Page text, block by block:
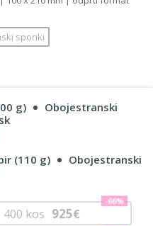
sponki
g)
Obojestranski
(110 g)
Obojestranski
400 kos 925€
-66%